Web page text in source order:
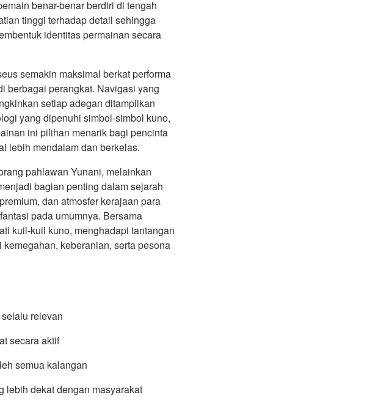
benar-benar berdiri di tengah
tinggi terhadap detail sehingga
identitas permainan secara
semakin maksimal berkat performa
berbagai perangkat. Navigasi yang
setiap adegan ditampilkan
yang dipenuhi simbol-simbol kuno,
ini pilihan menarik bagi pencinta
lebih mendalam dan berkelas.
pahlawan Yunani, melainkan
bagian penting dalam sejarah
dan atmosfer kerajaan para
pada umumnya. Bersama
kuil-kuil kuno, menghadapi tantangan
keberanian, serta pesona
relevan
secara aktif
semua kalangan
lebih dekat dengan masyarakat